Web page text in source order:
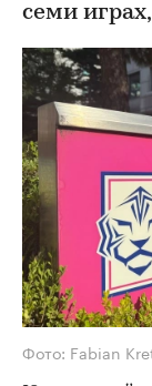
семи
Фото: Fabian